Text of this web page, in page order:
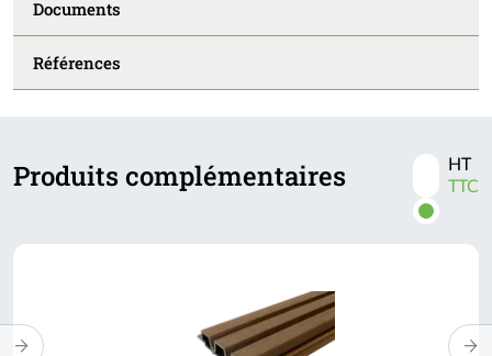
Documents
Références
Produits complémentaires
Activer
les
HT
TTC